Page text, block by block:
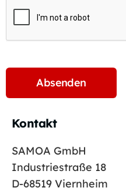
Kontakt
SAMOA GmbH
Industriestraße 18
D-68519 Viernheim